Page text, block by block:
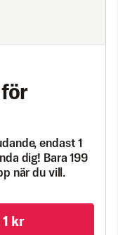
för
endast 1
dig! Bara 199
när du vill.
kr